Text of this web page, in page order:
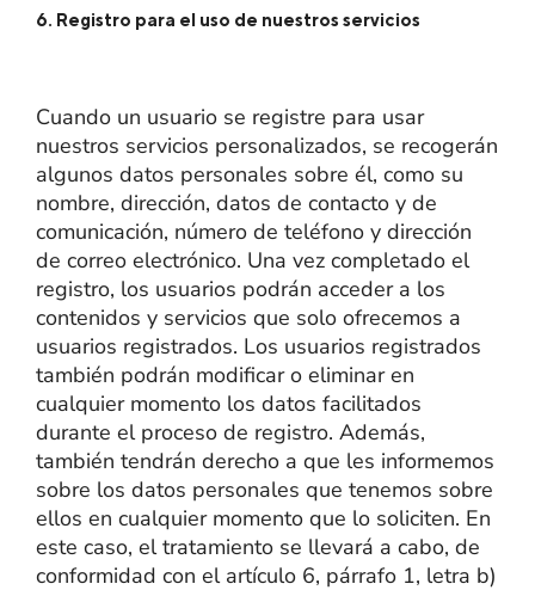
6. Registro para el uso de nuestros servicios
Cuando un usuario se registre para usar
nuestros servicios personalizados, se recogerán
algunos datos personales sobre él, como su
nombre, dirección, datos de contacto y de
comunicación, número de teléfono y dirección
de correo electrónico. Una vez completado el
registro, los usuarios podrán acceder a los
contenidos y servicios que solo ofrecemos a
usuarios registrados. Los usuarios registrados
también podrán modificar o eliminar en
cualquier momento los datos facilitados
durante el proceso de registro. Además,
también tendrán derecho a que les informemos
sobre los datos personales que tenemos sobre
ellos en cualquier momento que lo soliciten. En
este caso, el tratamiento se llevará a cabo, de
conformidad con el artículo 6, párrafo 1, letra b)